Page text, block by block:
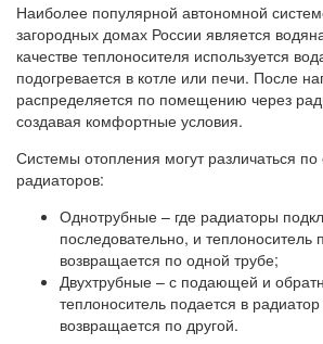
Наиболее популярной автономной
загородных домах России является
качестве теплоносителя используется
подогревается в котле или печи. После
распределяется по помещению через
создавая комфортные условия.
Системы отопления могут различаться
радиаторов:
Однотрубные – где радиаторы
последовательно, и теплоноситель
возвращается по одной трубе;
Двухтрубные – с подающей и
теплоноситель подается в
возвращается по другой.